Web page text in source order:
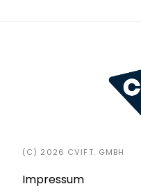
(C) 2026 CVIFT. GMBH
Impressum